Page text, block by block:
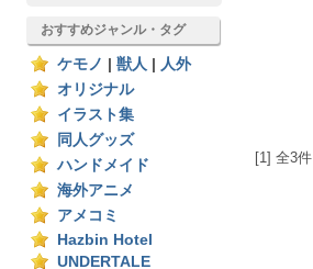
おすすめジャンル・タグ
ケモノ 獣人
人外
オリジナル
イラスト集
同人グッズ
ハンドメイド
海外アニメ
アメコミ
Hazbin Hotel
UNDERTALE
[1] 全3件